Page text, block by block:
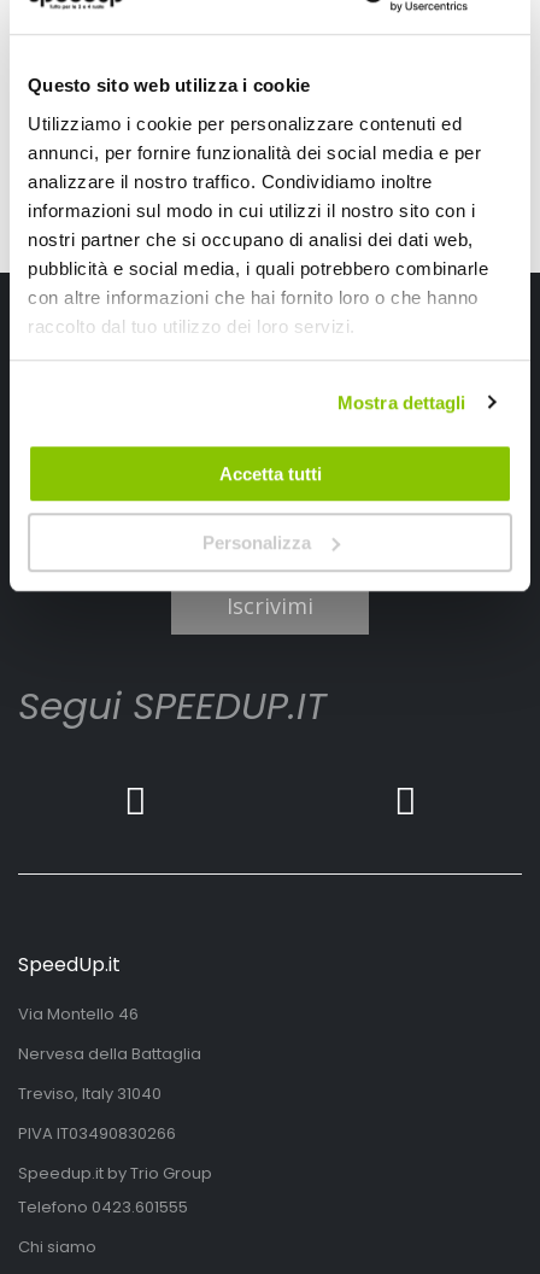
Questo sito web utilizza i cookie
Utilizziamo i cookie per personalizzare contenuti ed
annunci, per fornire funzionalità dei social media e per
analizzare il nostro traffico. Condividiamo inoltre
informazioni sul modo in cui utilizzi il nostro sito con i
nostri partner che si occupano di analisi dei dati web,
pubblicità e social media, i quali potrebbero combinarle
con altre informazioni che hai fornito loro o che hanno
raccolto dal tuo utilizzo dei loro servizi.
Mostra dettagli
Accetta tutti
Personalizza
A partire da
9,50 € CONSEGNA IN 48H
Iscriviti alla newsletter Speedup
Ricevi subito uno sconto del 10% per il tuo primo acquisto online!
Ho letto e accettato il documento
Iscrivimi
Segui SPEEDUP.IT
SpeedUp.it
Via Montello 46
Nervesa della Battaglia
Treviso, Italy 31040
PIVA IT03490830266
Speedup.it by Trio Group
Telefono 0423.601555
Chi siamo